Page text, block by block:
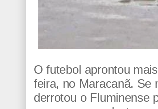
O futebol aprontou
feira, no Maracanã. Se
derrotou o Fluminense